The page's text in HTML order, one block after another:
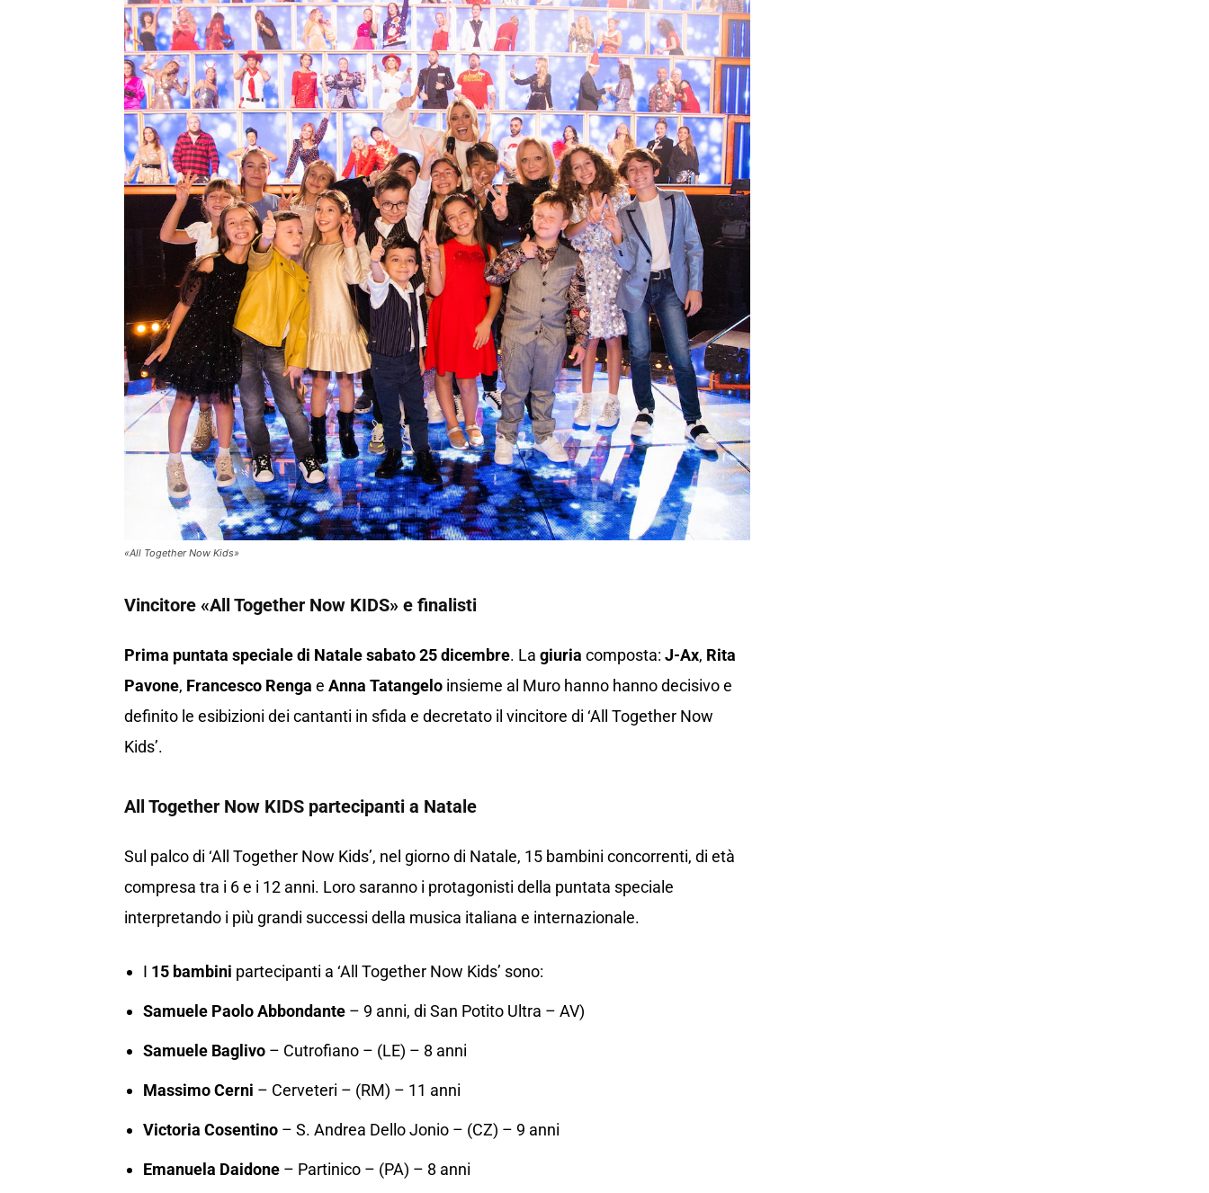
«All Together Now Kids»
Vincitore «All Together Now KIDS» e finalisti
Prima puntata speciale di Natale sabato 25 dicembre. La giuria composta: J-Ax, Rita
Pavone, Francesco Renga e Anna Tatangelo insieme al Muro hanno hanno decisivo e
definito le esibizioni dei cantanti in sfida e decretato il vincitore di ‘All Together Now
Kids’.
All Together Now KIDS partecipanti a Natale
Sul palco di ‘All Together Now Kids’, nel giorno di Natale, 15 bambini concorrenti, di età
compresa tra i 6 e i 12 anni. Loro saranno i protagonisti della puntata speciale
interpretando i più grandi successi della musica italiana e internazionale.
I 15 bambini partecipanti a ‘All Together Now Kids’ sono:
Samuele Paolo Abbondante – 9 anni, di San Potito Ultra – AV)
Samuele Baglivo – Cutrofiano – (LE) – 8 anni
Massimo Cerni – Cerveteri – (RM) – 11 anni
Victoria Cosentino – S. Andrea Dello Jonio – (CZ) – 9 anni
Emanuela Daidone – Partinico – (PA) – 8 anni